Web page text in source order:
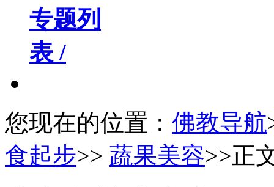
专题列
表 /
您现在的位置： 佛教导航
食起步>> 蔬果美容>>正